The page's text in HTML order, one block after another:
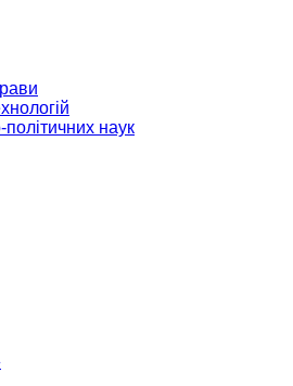
наук